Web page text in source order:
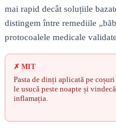
mai rapid decât soluțiile
distingem între remediile
protocoalele medicale
✗ MIT
Pasta de dinți aplicată pe coșuri
le usucă peste noapte și vindecă
inflamația.